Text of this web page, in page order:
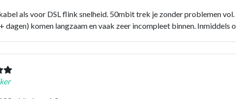
als voor DSL flink snelheid. 50mbit trek je zonder problemen
komen langzaam en vaak zeer incompleet binnen. Inmiddels